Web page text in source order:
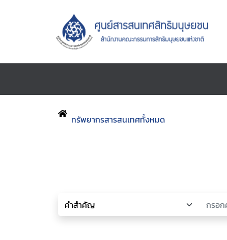
ทรัพยากรสารสนเทศทั้งหมด